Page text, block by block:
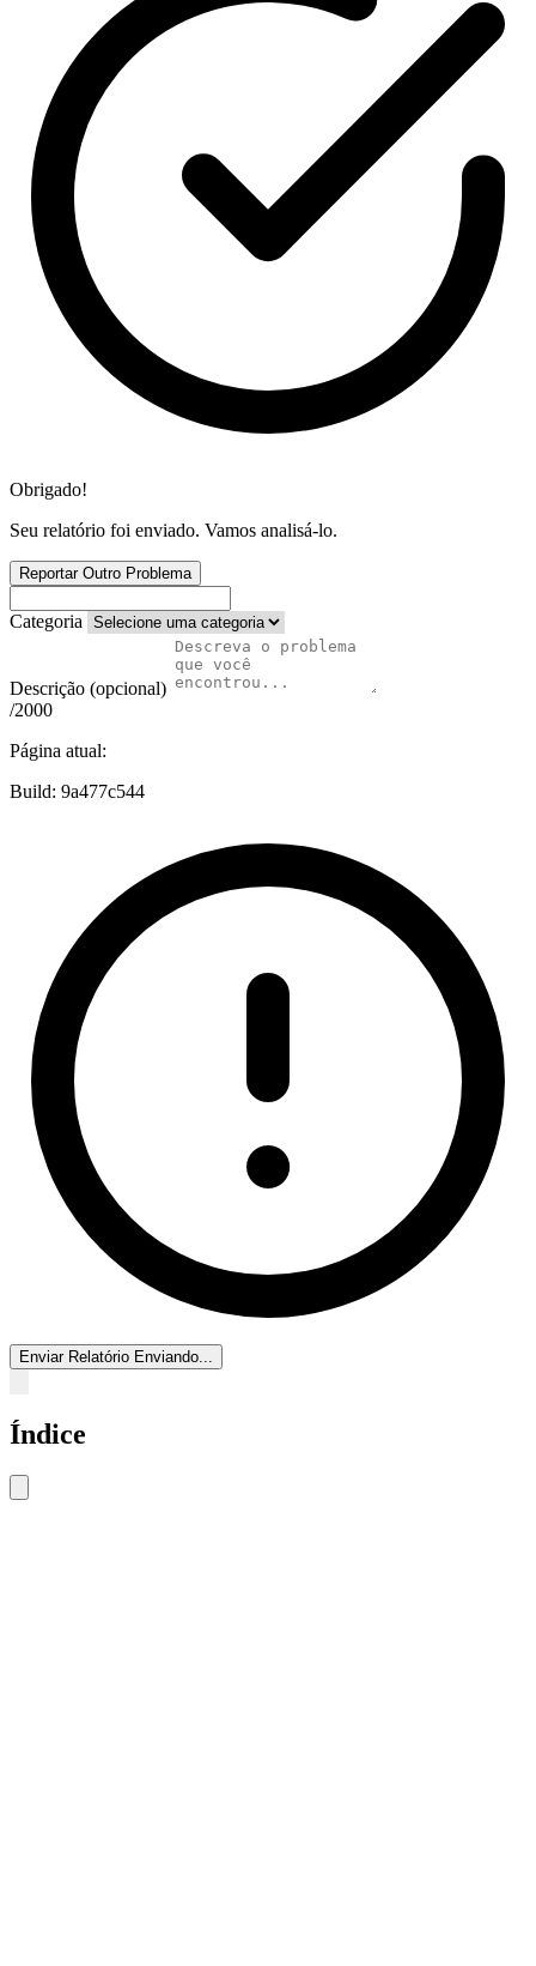
Obrigado!
Seu relatório foi enviado. Vamos analisá-lo.
Reportar Outro Problema
Categoria
Descrição (opcional)
/2000
Página atual:
Build: 9a477c544
Enviar Relatório Enviando...
Índice